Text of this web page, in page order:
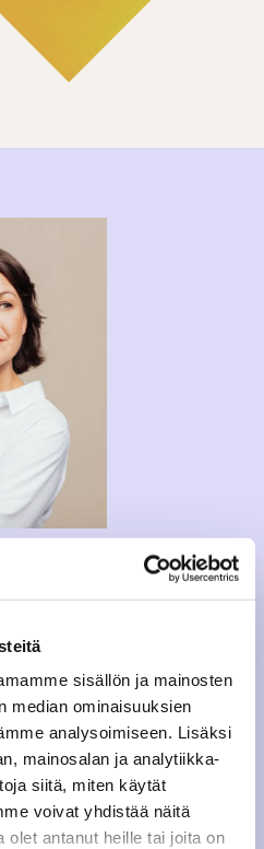
sisällön ja mainosten
median ominaisuuksien
analysoimiseen. Lisäksi
mainosalan ja analytiikka-
siitä, miten käytät
voivat yhdistää näitä
olet antanut heille tai joita on
ja Dagmarin
heimoneuvostolaisten
osaamisen kehittämisen
esihenkilönä.